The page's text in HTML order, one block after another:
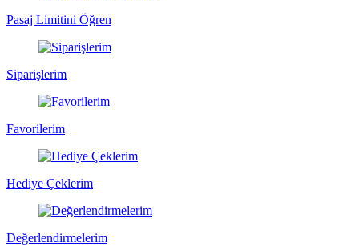
Pasaj Limitini Öğren
Siparişlerim
Favorilerim
Hediye Çeklerim
Değerlendirmelerim